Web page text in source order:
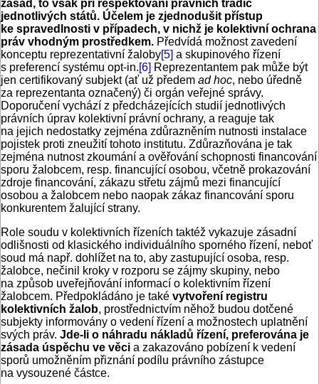
zásad, to však při respektování právních tradic
jednotlivých států. Účelem je zjednodušit přístup
ke spravedlnosti v případech, v nichž je kolektivní ochrana
práv vhodným prostředkem. Předvídá možnost zavedení
konceptu reprezentativní žaloby[5] a skupinového řízení
s preferencí systému opt-in.[6] Reprezentantem pak může být
jen certifikovaný subjekt (ať už předem ad hoc, nebo úředně
za reprezentanta označený) či orgán veřejné správy.
Doporučení vychází z předcházejících studií jednotlivých
právních úprav kolektivní právní ochrany, a reaguje tak
na jejich nedostatky zejména zdůrazněním nutnosti instalace
pojistek proti zneužití tohoto institutu. Zdůrazňována je tak
zejména nutnost zkoumání a ověřování schopnosti financování
sporu žalobcem, resp. financující osobou, včetně prokazování
zdroje financování, zákazu střetu zájmů mezi financující
osobou a žalobcem nebo naopak zákaz financování sporu
konkurentem žalující strany.
Role soudu v kolektivních řízeních taktéž vykazuje zásadní
odlišnosti od klasického individuálního sporného řízení, neboť
soud má např. dohlížet na to, aby zastupující osoba, resp.
žalobce, nečinil kroky v rozporu se zájmy skupiny, nebo
na způsob uveřejňování informací o kolektivním řízení
žalobcem. Předpokládáno je také vytvoření registru
kolektivních žalob, prostřednictvím něhož budou dotčené
subjekty informovány o vedení řízení a možnostech uplatnění
svých práv. Jde-li o náhradu nákladů řízení, preferována je
zásada úspěchu ve věci a zakazováno pobízení k vedení
sporů umožněním přiznání podílu právního zástupce
na vysouzené částce.